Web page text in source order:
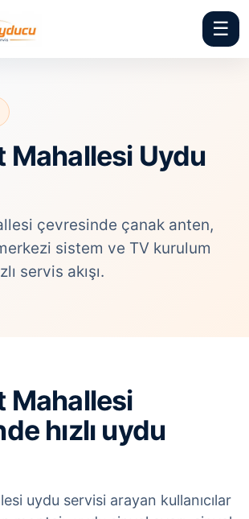
☰
Mahallesi Uydu
çevresinde çanak anten,
sistem ve TV kurulum
servis akışı.
Mahallesi
hızlı uydu
uydu servisi arayan kullanıcılar